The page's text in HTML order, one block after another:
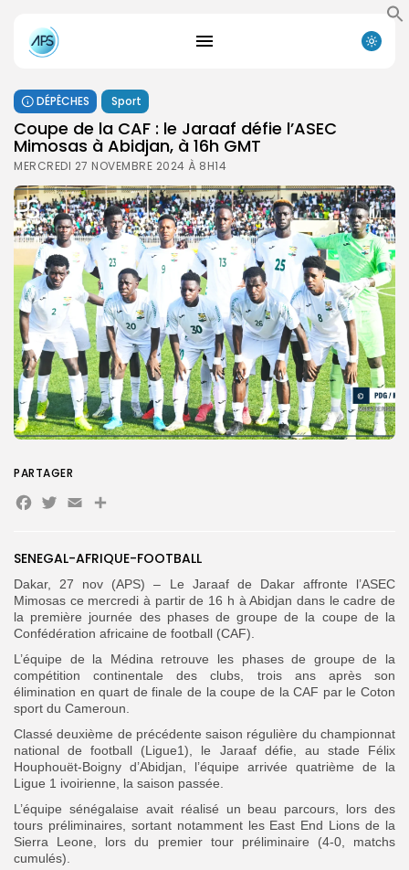
Search
for:
DÉPÊCHES Sport
Coupe de la CAF : le Jaraaf défie l’ASEC
Mimosas à Abidjan, à 16h GMT
MERCREDI 27 NOVEMBRE 2024 À 8H14
SENEGAL-AFRIQUE-FOOTBALL
Dakar, 27 nov (APS) – Le Jaraaf de Dakar affronte l’ASEC
Mimosas ce mercredi à partir de 16 h à Abidjan dans le cadre de
la première journée des phases de groupe de la coupe de la
Confédération africaine de football (CAF).
L’équipe de la Médina retrouve les phases de groupe de la
compétition continentale des clubs, trois ans après son
élimination en quart de finale de la coupe de la CAF par le Coton
sport du Cameroun.
Classé deuxième de précédente saison régulière du championnat
national de football (Ligue1), le Jaraaf défie, au stade Félix
Houphouët-Boigny d’Abidjan, l’équipe arrivée quatrième de la
Ligue 1 ivoirienne, la saison passée.
L’équipe sénégalaise avait réalisé un beau parcours, lors des
tours préliminaires, sortant notamment les East End Lions de la
Sierra Leone, lors du premier tour préliminaire (4-0, matchs
cumulés).
PARTAGER
Facebook
Twitter
EmailPartager